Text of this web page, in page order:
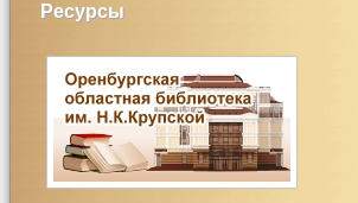
Ресурсы